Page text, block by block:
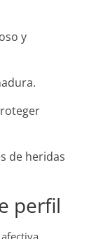
y
de heridas
perfil